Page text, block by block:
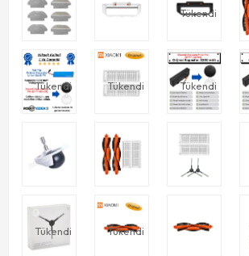
Tükendi
Tükendi Tükendi Tükendi
Tükendi Tükendi